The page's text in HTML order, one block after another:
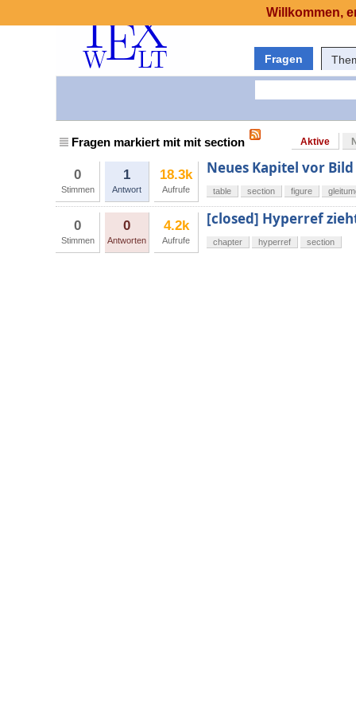
Fragen
Fragen markiert mit mit section Aktive
0
Stimmen
1
Antwort
18.3k
Aufrufe
Neues Kapitel vor
table section figure
0
Stimmen
0
Antworten
4.2k
Aufrufe
[closed] Hyperref
chapter hyperref section
Willkommen,